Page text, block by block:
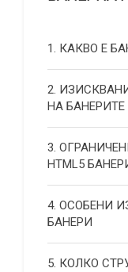
1. КАКВО Е
2.
НА БАНЕРИТЕ
3.
HTML5
4. ОСОБЕНИ
БАНЕРИ
5. КОЛКО